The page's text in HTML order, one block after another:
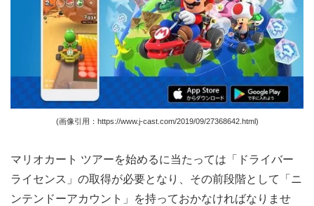
(画像引用：https://www.j-cast.com/2019/09/27368642.html)
マリオカート ツアーを始めるに当たっては「ドライバー
ライセンス」の取得が必要となり、その前段階として「ニ
ンテンドーアカウント」を持っておかなければなりませ